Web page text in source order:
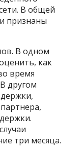
В общей
признаны
В одном
как
время
другом
три месяца.